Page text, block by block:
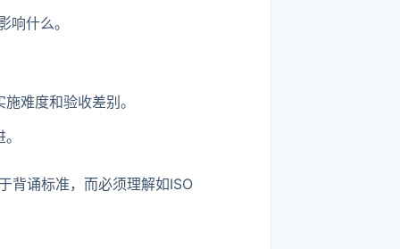
什么。
难度和验收差别。
背诵标准，而必须理解如ISO